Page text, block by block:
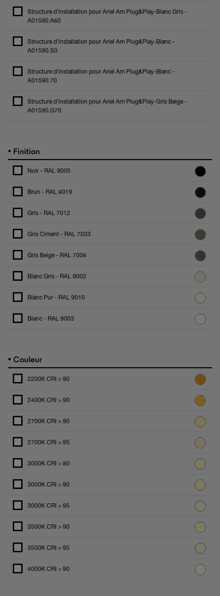
Structure d’installation pour Ariel Am Plug&Play-Blanc Gris -
A01590.A60
Structure d’installation pour Ariel Am Plug&Play-Blanc -
A01590.S0
Structure d’installation pour Ariel Am Plug&Play-Blanc -
A01590.70
Structure d’installation pour Ariel Am Plug&Play-Gris Beige -
A01590.G70
• Finition
Noir - RAL 9005
Brun - RAL 8019
Gris - RAL 7012
Gris Ciment - RAL 7033
Gris Beige - RAL 7006
Blanc Gris - RAL 9002
Blanc Pur - RAL 9010
Blanc - RAL 9003
• Couleur
2200K CRI > 90
2400K CRI > 90
2700K CRI > 90
2700K CRI > 95
3000K CRI > 80
3000K CRI > 90
3000K CRI > 95
3500K CRI > 90
3500K CRI > 95
4000K CRI > 90